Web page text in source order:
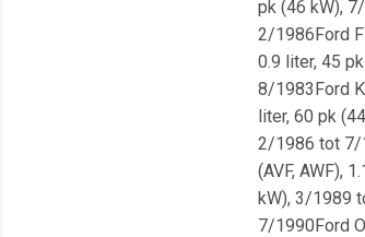
pk (46 kW),
2/1986Ford
0.9 liter, 45
8/1983Ford
liter, 60 pk
2/1986 tot 7/
(AVF, AWF),
kW), 3/1989
7/1990Ford